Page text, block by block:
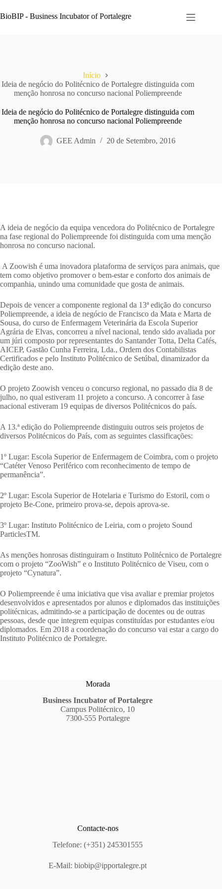
para
o
BioBIP - Business Incubator of Portalegre
Início
Ideia de negócio do Politécnico de Portalegre distinguida com
menção honrosa no concurso nacional Poliempreende
Ideia de negócio do Politécnico de Portalegre distinguida com
menção honrosa no concurso nacional Poliempreende
GEE Admin 20 de Setembro, 2016
A ideia de negócio da equipa vencedora do Politécnico de Portalegre
na fase regional do Poliempreende foi distinguida com uma menção
honrosa no concurso nacional.
A Zoowish é uma inovadora plataforma de serviços para animais, que
tem como objetivo promover o bem-estar e conforto dos animais de
companhia, unindo uma comunidade que gosta de animais.
Depois de vencer a componente regional da 13ª edição do concurso
Poliempreende, a ideia de negócio de Francisco da Mata e Marta de
Sousa, do curso de Enfermagem Veterinária da Escola Superior
Agrária de Elvas, concorreu a nível nacional, tendo sido avaliada por
um júri composto por representantes do Santander Totta, Delta Cafés,
AICEP, Gastão Cunha Ferreira, Lda., Ordem dos Contabilistas
Certificados e pelo Instituto Politécnico de Setúbal, dinamizador da
edição deste ano.
O projeto Zoowish venceu o concurso regional, no passado dia 8 de
julho, no qual estiveram 11 projeto a concurso. A concorrer à fase
nacional estiveram 19 equipas de diversos Politécnicos do país.
A 13.ª edição do Poliempreende distinguiu outros seis projetos de
diversos Politécnicos do País, com as seguintes classificações:
1º Lugar: Escola Superior de Enfermagem de Coimbra, com o projeto
“Catéter Venoso Periférico com reconhecimento de tempo de
permanência”.
2º Lugar: Escola Superior de Hotelaria e Turismo do Estoril, com o
projeto Be-Cone, primeiro prova-se, depois aprova-se.
3º Lugar: Instituto Politécnico de Leiria, com o projeto Sound
ParticlesTM.
As menções honrosas distinguiram o Instituto Politécnico de Portalegre
com o projeto “ZooWish” e o Instituto Politécnico de Viseu, com o
projeto “Cynatura”.
O Poliempreende é uma iniciativa que visa avaliar e premiar projetos
desenvolvidos e apresentados por alunos e diplomados das instituições
politécnicas, admitindo-se a participação de docentes ou de outras
pessoas, desde que integrem equipas constituídas por estudantes e/ou
diplomados. Em 2018 a coordenação do concurso vai estar a cargo do
Instituto Politécnico de Portalegre.
Morada
Business Incubator of Portalegre
Campus Politécnico, 10
7300-555 Portalegre
Contacte-nos
Telefone: (+351) 245301555
E-Mail:biobip@ipportalegre.pt